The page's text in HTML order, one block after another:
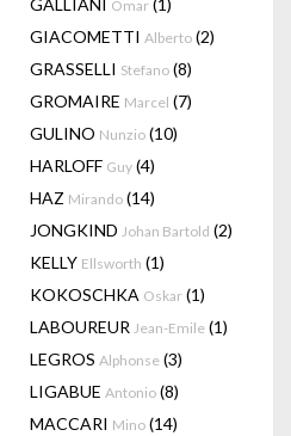
GALLIANI Omar (1)
GIACOMETTI Alberto (2)
GRASSELLI Stefano (8)
GROMAIRE Marcel (7)
GULINO Nunzio (10)
HARLOFF Guy (4)
HAZ Mirando (14)
JONGKIND Johan Bartold (2)
KELLY Ellsworth (1)
KOKOSCHKA Oskar (1)
LABOUREUR Jean-Emile (1)
LEGROS Alphonse (3)
LIGABUE Antonio (8)
MACCARI Mino (14)